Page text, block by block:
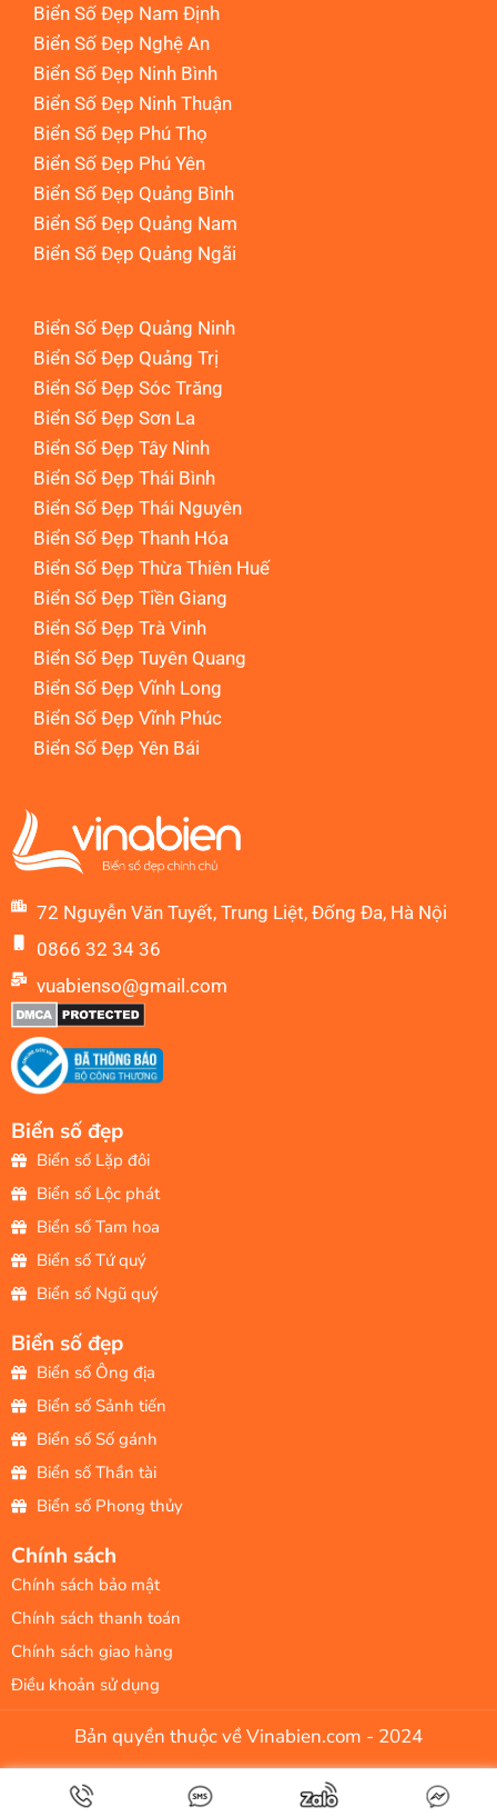
Biển Số Đẹp Nam Định
Biển Số Đẹp Nghệ An
Biển Số Đẹp Ninh Bình
Biển Số Đẹp Ninh Thuận
Biển Số Đẹp Phú Thọ
Biển Số Đẹp Phú Yên
Biển Số Đẹp Quảng Bình
Biển Số Đẹp Quảng Nam
Biển Số Đẹp Quảng Ngãi
Biển Số Đẹp Quảng Ninh
Biển Số Đẹp Quảng Trị
Biển Số Đẹp Sóc Trăng
Biển Số Đẹp Sơn La
Biển Số Đẹp Tây Ninh
Biển Số Đẹp Thái Bình
Biển Số Đẹp Thái Nguyên
Biển Số Đẹp Thanh Hóa
Biển Số Đẹp Thừa Thiên Huế
Biển Số Đẹp Tiền Giang
Biển Số Đẹp Trà Vinh
Biển Số Đẹp Tuyên Quang
Biển Số Đẹp Vĩnh Long
Biển Số Đẹp Vĩnh Phúc
Biển Số Đẹp Yên Bái
72 Nguyễn Văn Tuyết, Trung Liệt, Đống Đa, Hà Nội
0866 32 34 36
vuabienso@gmail.com
Biển số đẹp
Biển số Lặp đôi
Biển số Lộc phát
Biển số Tam hoa
Biển số Tứ quý
Biển số Ngũ quý
Biển số đẹp
Biển số Ông địa
Biển số Sảnh tiến
Biển số Số gánh
Biển số Thần tài
Biển số Phong thủy
Chính sách
Chính sách bảo mật
Chính sách thanh toán
Chính sách giao hàng
Điều khoản sử dụng
Bản quyền thuộc về Vinabien.com - 2024